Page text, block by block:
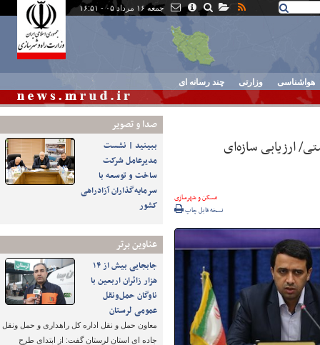
جمعه ۱۶ مرداد ۰۵ - ۱۶:۵۱
هواشناسی وزارتی چند رسانه ای
صدا و تصوير
ببینید | نشست
مدیرعامل شرکت
ساخت و توسعه با
سرمایه‌گذاران آزادراهی
کشور
عناوین برتر
جابجایی بیش از ۱۴
هزار زائران اربعین با
ناوگان حمل‌ونقل
عمومی لرستان
معاون حمل و نقل اداره کل راهداری و حمل ونقل
جاده ای استان لرستان گفت: از ابتدای طرح
ارزیابی سازه‌ای
مسکن و شهرسازی
نسخه قابل چاپ